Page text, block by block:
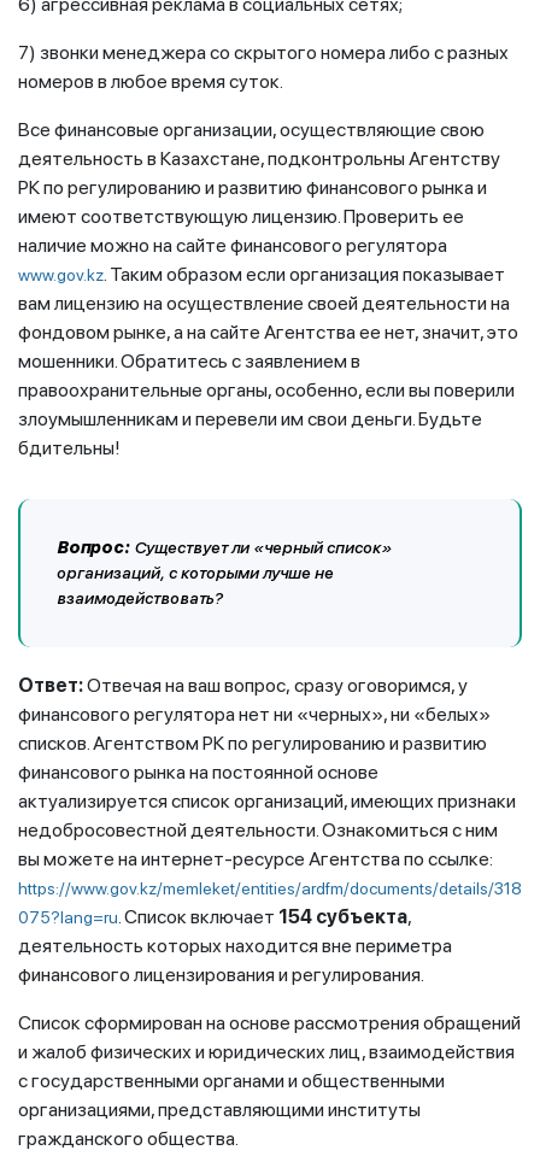
7) звонки менеджера со скрытого номера либо с разных
номеров в любое время суток.
Все финансовые организации, осуществляющие свою
деятельность в Казахстане, подконтрольны Агентству
РК по регулированию и развитию финансового рынка и
имеют соответствующую лицензию. Проверить ее
наличие можно на сайте финансового регулятора
www.gov.kz. Таким образом если организация показывает
вам лицензию на осуществление своей деятельности на
фондовом рынке, а на сайте Агентства ее нет, значит, это
мошенники. Обратитесь с заявлением в
правоохранительные органы, особенно, если вы поверили
злоумышленникам и перевели им свои деньги. Будьте
бдительны!
Вопрос: Существует ли «черный список»
организаций, с которыми лучше не
взаимодействовать?
Ответ:Отвечая на ваш вопрос, сразу оговоримся, у
финансового регулятора нет ни «черных», ни «белых»
списков. Агентством РК по регулированию и развитию
финансового рынка на постоянной основе
актуализируется список организаций, имеющих признаки
недобросовестной деятельности. Ознакомиться с ним
вы можете на интернет-ресурсе Агентства по ссылке:
https://www.gov.kz/memleket/entities/ardfm/documents/details/318
075?lang=ru. Список включает 154 субъекта,
деятельность которых находится вне периметра
финансового лицензирования и регулирования.
Список сформирован на основе рассмотрения обращений
и жалоб физических и юридических лиц, взаимодействия
с государственными органами и общественными
организациями, представляющими институты
гражданского общества.